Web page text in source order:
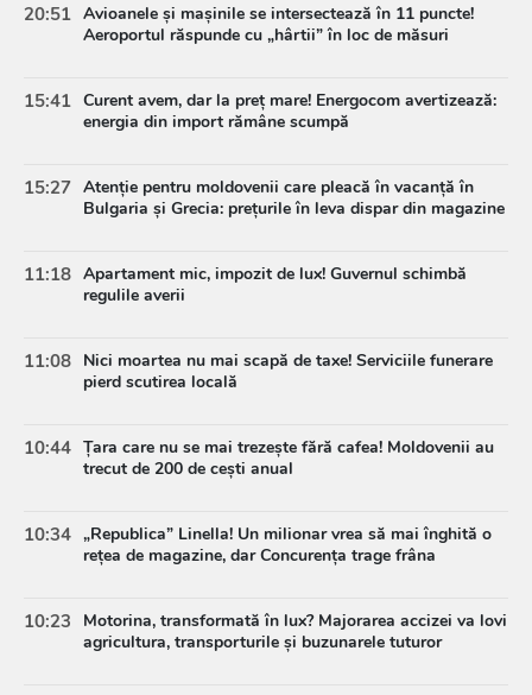
20:51 Avioanele și mașinile se intersectează în 11 puncte!
Aeroportul răspunde cu „hârtii” în loc de măsuri
15:41 Curent avem, dar la preț mare! Energocom avertizează:
energia din import rămâne scumpă
15:27 Atenție pentru moldovenii care pleacă în vacanță în
Bulgaria și Grecia: prețurile în leva dispar din magazine
11:18 Apartament mic, impozit de lux! Guvernul schimbă
regulile averii
11:08 Nici moartea nu mai scapă de taxe! Serviciile funerare
pierd scutirea locală
10:44 Țara care nu se mai trezește fără cafea! Moldovenii au
trecut de 200 de cești anual
10:34 „Republica” Linella! Un milionar vrea să mai înghită o
rețea de magazine, dar Concurența trage frâna
10:23
Motorina, transformată în lux? Majorarea accizei va lovi
agricultura, transporturile și buzunarele tuturor